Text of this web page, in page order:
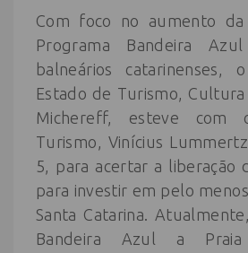
Com foco no aumento da
Programa Bandeira
balneários catarinenses,
Estado de Turismo,
Michereff, esteve com
Turismo, Vinícius
5, para acertar a liberação
para investir em pelo
Santa Catarina.
Bandeira Azul a